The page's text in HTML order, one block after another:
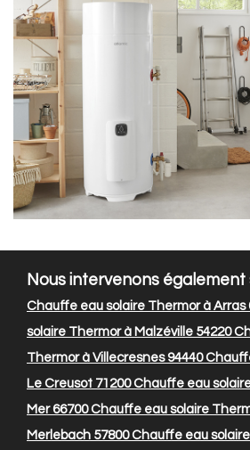
Nous intervenons également
Chauffe eau solaire Thermor à Arras
solaire Thermor à Malzéville 54220
Thermor à Villecresnes 94440
Le Creusot 71200Chauffe eau
Mer 66700Chauffe eau solaire
Merlebach 57800Chauffe eau